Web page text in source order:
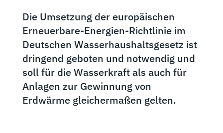
Die Umsetzung der europäischen
Erneuerbare-Energien-Richtlinie im
Deutschen Wasserhaushaltsgesetz ist
dringend geboten und notwendig und
soll für die Wasserkraft als auch für
Anlagen zur Gewinnung von
Erdwärme gleichermaßen gelten.